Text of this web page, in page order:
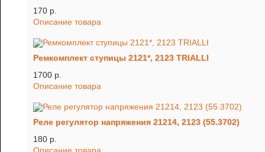
170 p.
Описание товара
Ремкомплект ступицы 2121*, 2123 TRIALLI
1700 p.
Описание товара
Реле регулятор напряжения 21214, 2123 (55.3702)
180 p.